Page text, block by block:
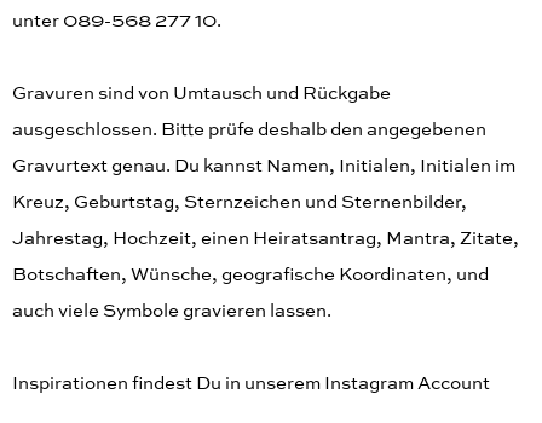
unter 089-568 277 10.
Gravuren sind von Umtausch und Rückgabe
ausgeschlossen. Bitte prüfe deshalb den angegebenen
Gravurtext genau. Du kannst Namen, Initialen, Initialen im
Kreuz, Geburtstag, Sternzeichen und Sternenbilder,
Jahrestag, Hochzeit, einen Heiratsantrag, Mantra, Zitate,
Botschaften, Wünsche, geografische Koordinaten, und
auch viele Symbole gravieren lassen.
Inspirationen findest Du in unserem Instagram Account